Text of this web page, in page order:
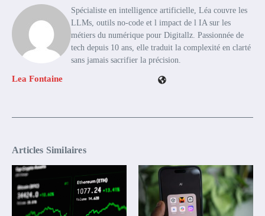
Lea Fontaine
Spécialiste en intelligence artificielle, Léa couvre les
LLMs, outils no-code et l impact de l IA sur les
métiers du numérique pour Digitallz. Passionnée de
tech depuis 10 ans, elle traduit la complexité en clarté
sans jamais sacrifier la précision.
Articles Similaires